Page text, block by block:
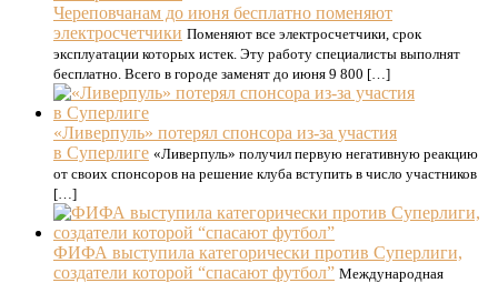
Череповчанам до июня бесплатно поменяют
электросчетчики Поменяют все электросчетчики, срок
эксплуатации которых истек. Эту работу специалисты выполнят
бесплатно. Всего в городе заменят до июня 9 800 […]
«Ливерпуль» потерял спонсора из-за участия
в Суперлиге «Ливерпуль» получил первую негативную реакцию
от своих спонсоров на решение клуба вступить в число участников
[…]
ФИФА выступила категорически против Суперлиги,
создатели которой “спасают футбол” Международная